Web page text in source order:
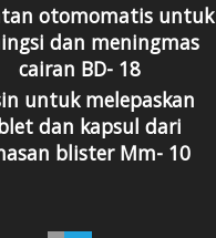
otomomatis untuk
dan meningmas
cairan BD- 18
untuk melepaskan
dan kapsul dari
blister Mm- 10